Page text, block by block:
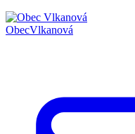
ObecVlkanová